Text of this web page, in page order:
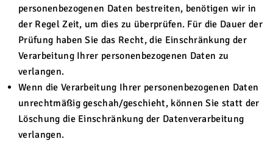
personenbezogenen Daten bestreiten, benötigen wir in
der Regel Zeit, um dies zu überprüfen. Für die Dauer der
Prüfung haben Sie das Recht, die Einschränkung der
Verarbeitung Ihrer personenbezogenen Daten zu
verlangen.
Wenn die Verarbeitung Ihrer personenbezogenen Daten
unrechtmäßig geschah/geschieht, können Sie statt der
Löschung die Einschränkung der Datenverarbeitung
verlangen.